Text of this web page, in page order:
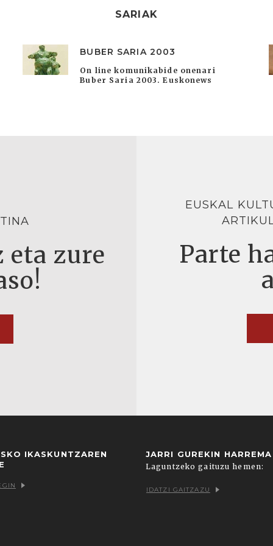
SARIAK
BUBER SARIA 2003
On line komunikabide onenari
Buber Saria 2003. Euskonews
eta zure
EUSKAL
Parte
IKASKUNTZAREN
JARRI GUREKIN
Laguntzeko gaituzu hemen:
IDATZI GAITZAZU